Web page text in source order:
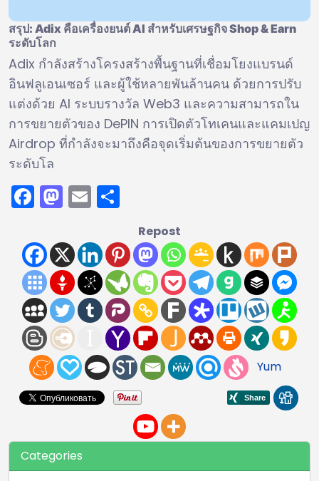
สรุป: Adix คือเครื่องยนต์ AI สำหรับเศรษฐกิจ Shop & Earn
ระดับโลก
Adix กำลังสร้างโครงสร้างพื้นฐานที่เชื่อมโยงแบรนด์
อินฟลูเอนเซอร์ และผู้ใช้หลายพันล้านคน ด้วยการปรับ
แต่งด้วย AI ระบบรางวัล Web3 และความสามารถใน
การขยายตัวของ DePIN การเปิดตัวโทเคนและแคมเปญ
Airdrop ที่กำลังจะมาถึงคือจุดเริ่มต้นของการขยายตัว
ระดับโล
Facebook
Mastodon
Email
Repost
Yum
Categories